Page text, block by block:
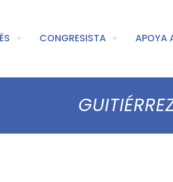
CONGRESISTA APOYA